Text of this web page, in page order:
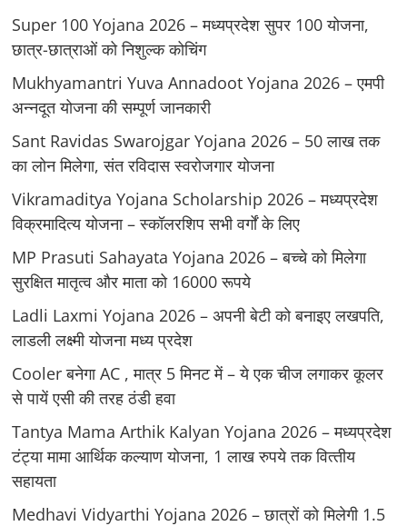
Super 100 Yojana 2026 – मध्यप्रदेश सुपर 100 योजना,
छात्र-छात्राओं को निशुल्क कोचिंग
Mukhyamantri Yuva Annadoot Yojana 2026 – एमपी
अन्नदूत योजना की सम्पूर्ण जानकारी
Sant Ravidas Swarojgar Yojana 2026 – 50 लाख तक
का लोन मिलेगा, संत रविदास स्वरोजगार योजना
Vikramaditya Yojana Scholarship 2026 – मध्‍यप्रदेश
विक्रमादित्‍य योजना – स्‍कॉलरशिप सभी वर्गों के लिए
MP Prasuti Sahayata Yojana 2026 – बच्चे को मिलेगा
सुरक्षित मातृत्व और माता को 16000 रूपये
Ladli Laxmi Yojana 2026 – अपनी बेटी को बनाइए लखपति,
लाडली लक्ष्मी योजना मध्य प्रदेश
Cooler बनेगा AC , मात्र 5 मिनट में – ये एक चीज लगाकर कूलर
से पायें एसी की तरह ठंडी हवा
Tantya Mama Arthik Kalyan Yojana 2026 – मध्‍यप्रदेश
टंट्या मामा आर्थिक कल्‍याण योजना, 1 लाख रुपये तक वित्‍तीय
सहायता
Medhavi Vidyarthi Yojana 2026 – छात्रों को मिलेगी 1.5